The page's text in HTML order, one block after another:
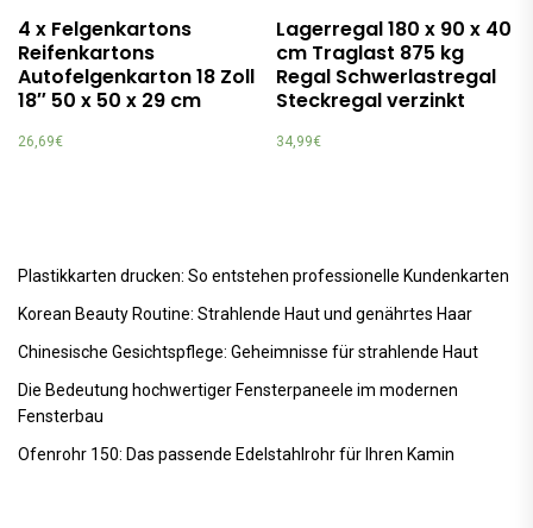
4 x Felgenkartons
Reifenkartons
Autofelgenkarton 18 Zoll
18″ 50 x 50 x 29 cm
26,69€
Lagerregal 180 x 90 x 40
cm Traglast 875 kg
Regal Schwerlastregal
Steckregal verzinkt
34,99€
Plastikkarten drucken: So entstehen professionelle Kundenkarten
Korean Beauty Routine: Strahlende Haut und genährtes Haar
Chinesische Gesichtspflege: Geheimnisse für strahlende Haut
Die Bedeutung hochwertiger Fensterpaneele im modernen
Fensterbau
Ofenrohr 150: Das passende Edelstahlrohr für Ihren Kamin